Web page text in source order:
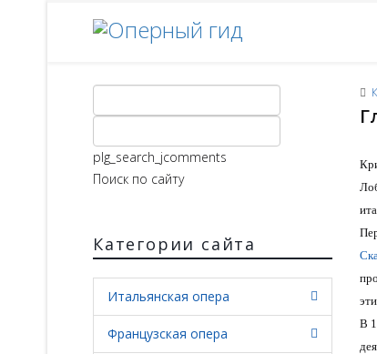
plg_search_jcomments
Поиск по сайту
Категории сайта
Итальянская опера
Французская опера
В